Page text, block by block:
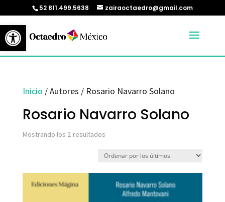
Abrir barra de herramientas
52 811.499.5638 zairaoctaedro@gmail.com
Inicio / Autores / Rosario Navarro Solano
Rosario Navarro Solano
Mostrando los 2 resultadosOrdenado